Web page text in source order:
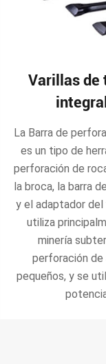
Varillas de
La Barra de
es un tipo de
perforación de
la broca, la barra
y el adaptador del
utiliza
minería
perforación de
pequeños, y se